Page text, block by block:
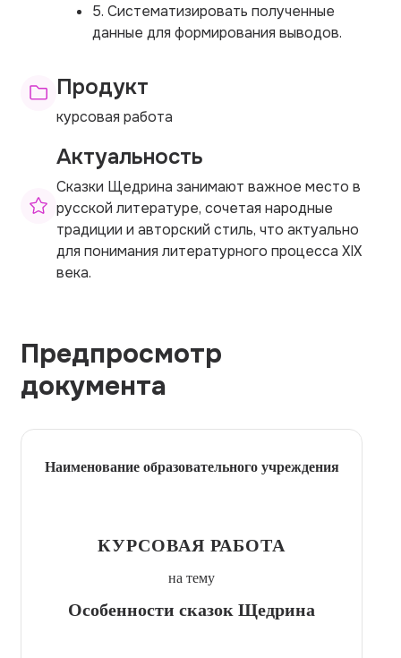
5. Систематизировать полученные
данные для формирования выводов.
Продукт
курсовая работа
Актуальность
Сказки Щедрина занимают важное место в
русской литературе, сочетая народные
традиции и авторский стиль, что актуально
для понимания литературного процесса XIX
века.
Предпросмотр
документа
Наименование образовательного учреждения
КУРСОВАЯ РАБОТА
на тему
Особенности сказок Щедрина